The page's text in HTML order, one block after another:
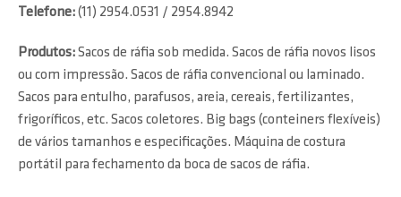
Telefone:(11) 2954.0531 / 2954.8942
Produtos:Sacos de ráfia sob medida. Sacos de ráfia novos lisos
ou com impressão. Sacos de ráfia convencional ou laminado.
Sacos para entulho, parafusos, areia, cereais, fertilizantes,
frigoríficos, etc. Sacos coletores. Big bags (conteiners flexíveis)
de vários tamanhos e especificações. Máquina de costura
portátil para fechamento da boca de sacos de ráfia.